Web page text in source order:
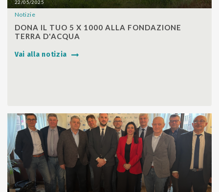
22/05/2025
Notizie
DONA IL TUO 5 X 1000 ALLA FONDAZIONE
TERRA D'ACQUA
Vai alla notizia